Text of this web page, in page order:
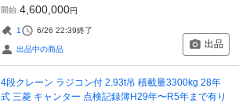
開始 4,600,000円
1 6/26 22:39終了
出品中の商品 出品
4段クレーン ラジコン付 2.93t吊 積載量3300kg 28年
式 三菱 キャンター 点検記録簿H29年〜R5年まで有り